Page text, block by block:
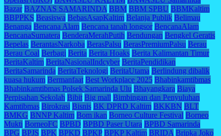
Bazar BAZNAS SAMARINDA BBM BBM SPBU BBMKaltim
BBPPKS Beasiswa BebasAsapKaltim Belanja Publik Belimau
Benanga Bencana Alam Bencana tanah longsor BencanaAlam
BencanaSumatera BenderaMerahPutih Bendungan Bengkel Geratis
Bepelas BerantasNarkoba BerasPalsu BerasPremiumPalsu Berau
Berau Coal Berbagi Berita Berita Hoaks Berita Kalimantan Timur
BeritaKaltim BeritaNasionalIndcyber BeritaPendidikan
BeritaSamarinda BeritaTeknologi BeritaUtama Berlindung dibalik
kuasa hukum Bermanfaat Best Workplace 2025 Bhabinkamtibmas
Bhabinkamtibmas Polsek Samarinda Ulu Bhayangkara Biaya
Perpisahan Sekolah Bibit Big mall Bimbingan dan Penyuluhan
Kamtibmas Birokrasi Bisnis BK DPRD Kaltim BKKBN BLT
BMKG BNNP Kaltim Bom ikan Borneo Culture Festival Borneo
Mukti BorneoFC BPBD BPBD Paser Utara BPBD Samarinda
BPG BPJS BPK BPKD BPKP BPKP Kaltim BRIDA Bripka Joko